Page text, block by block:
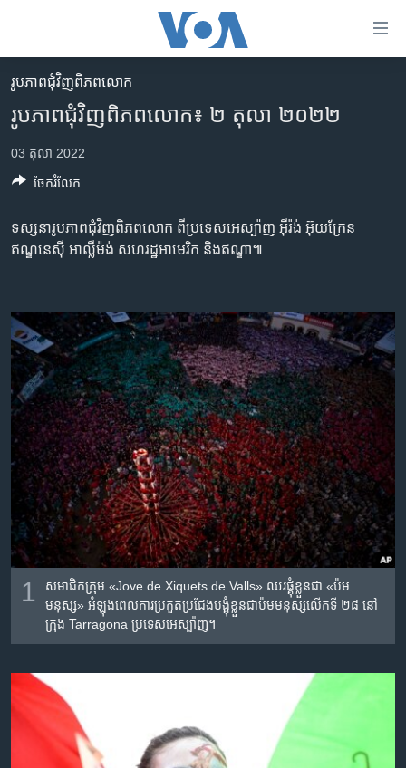
គេហទំព័រ​
រំលង​
និង​
ព័ត៌មាន​​
តែ​
និង​
ចូល​
ទំព័រ​
រចនា
សម្ព័ន្ធ​
រំលង​
ទៅ​
កាន់​
ស្វែង​
កម្ពុជា
អន្តរជាតិ
អាមេរិក
ហេឡូវីអូអេ
កម្ពុជាច្នៃប្រតិដ្ឋ
ទូរទស្សន៍ / វីដេអូ​
វិទ្យុ / ផតខាសថ៍
កម្មវិធីទាំងអស់
Khmer English
បណ្តាញ​សង្គម
ភាសា
រូបភាព​ជុំ​វិញ​ពិភពលោក
រូបភាព​ជុំវិញ​ពិភពលោក៖ ២ តុលា ២០២២
03 តុលា 2022
ទស្សនារូបភាពជុំវិញពិភពលោក ពី​ប្រទេស​អេស្ប៉ាញ អ៊ីរ៉ង់ អ៊ុយក្រែន
ឥណ្ឌនេស៊ី អាល្លឺម៉ង់ សហរដ្ឋអាមេរិក និង​ឥណ្ឌា៕
1
សមាជិក​ក្រុម «Jove de Xiquets de Valls» ឈរ​ផ្គុំ​ខ្លួន​ជា​ «ប៉ម​
មនុស្ស» អំឡុងពេល​ការ​ប្រកួតប្រជែង​បង្គុំ​ខ្លួន​ជា​ប៉ម​មនុស្ស​លើក​ទី ២៨​ នៅ​
ក្រុង Tarragona ប្រទេស​អេស្ប៉ាញ។
ចែករំលែក